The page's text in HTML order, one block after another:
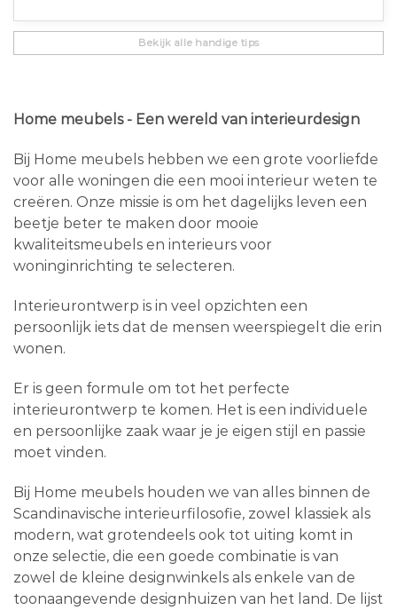
Bekijk alle handige tips
Home meubels - Een wereld van interieurdesign
Bij Home meubels hebben we een grote voorliefde
voor alle woningen die een mooi interieur weten te
creëren. Onze missie is om het dagelijks leven een
beetje beter te maken door mooie
kwaliteitsmeubels en interieurs voor
woninginrichting te selecteren.
Interieurontwerp is in veel opzichten een
persoonlijk iets dat de mensen weerspiegelt die erin
wonen.
Er is geen formule om tot het perfecte
interieurontwerp te komen. Het is een individuele
en persoonlijke zaak waar je je eigen stijl en passie
moet vinden.
Bij Home meubels houden we van alles binnen de
Scandinavische interieurfilosofie, zowel klassiek als
modern, wat grotendeels ook tot uiting komt in
onze selectie, die een goede combinatie is van
zowel de kleine designwinkels als enkele van de
toonaangevende designhuizen van het land. De lijst